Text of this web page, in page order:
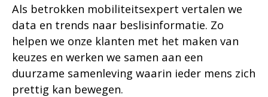
Als betrokken mobiliteitsexpert vertalen we
data en trends naar beslisinformatie. Zo
helpen we onze klanten met het maken van
keuzes en werken we samen aan een
duurzame samenleving waarin ieder mens zich
prettig kan bewegen.